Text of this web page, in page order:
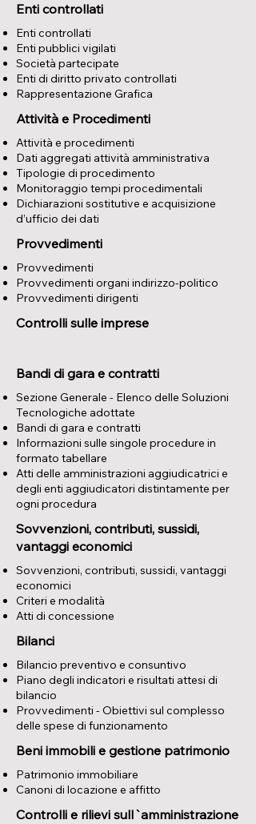
Enti controllati
Enti controllati
Enti pubblici vigilati
Società partecipate
Enti di diritto privato controllati
Rappresentazione Grafica
Attività e Procedimenti
Attività e procedimenti
Dati aggregati attività amministrativa
Tipologie di procedimento
Monitoraggio tempi procedimentali
Dichiarazioni sostitutive e acquisizione
d’ufficio dei dati
Provvedimenti
Provvedimenti
Provvedimenti organi indirizzo-politico
Provvedimenti dirigenti
Controlli sulle imprese
Bandi di gara e contratti
Sezione Generale - Elenco delle Soluzioni
Tecnologiche adottate
Bandi di gara e contratti
Informazioni sulle singole procedure in
formato tabellare
Atti delle amministrazioni aggiudicatrici e
degli enti aggiudicatori distintamente per
ogni procedura
Sovvenzioni, contributi, sussidi,
vantaggi economici
​Sovvenzioni, contributi, sussidi, vantaggi
economici
Criteri e modalità
Atti di concessione
Bilanci
Bilancio preventivo e consuntivo
Piano degli indicatori e risultati attesi di
bilancio
Provvedimenti - Obiettivi sul complesso
delle spese di funzionamento
Beni immobili e gestione patrimonio
Patrimonio immobiliare
Canoni di locazione e affitto
Controlli e rilievi sull`amministrazione